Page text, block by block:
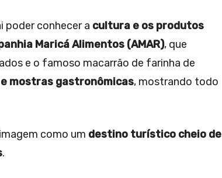
poder conhecer a cultura e os produtos
Maricá Alimentos (AMAR), que
e o famoso macarrão de farinha de
mostras gastronômicas, mostrando todo
como um destino turístico cheio de
.